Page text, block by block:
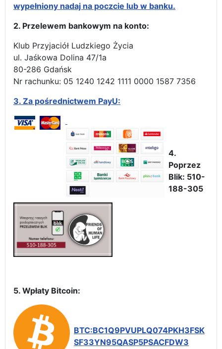
wypełniony nadaj na poczcie lub w banku.
2. Przelewem bankowym na konto:
Klub Przyjaciół Ludzkiego Życia
ul. Jaśkowa Dolina 47/1a
80-286 Gdańsk
Nr rachunku: 05 1240 1242 1111 0000 1587 7356
3. Za pośrednictwem PayU:
4.
Poprzez
Blik: 510-
188-305
5. Wpłaty Bitcoin:
BTC:BC1Q9PVUPLQ074PKH3FSK
SF33YN95QASP5PSACFDW3